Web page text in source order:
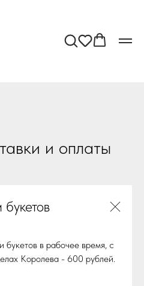
и оплаты
букетов в рабочее время, c
Королева - 600 рублей.